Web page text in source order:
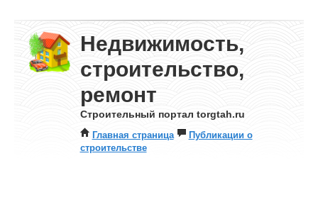
Недвижимость,
строительство,
ремонт
Строительный портал torgtah.ru
Главная страница
Публикации о
строительстве